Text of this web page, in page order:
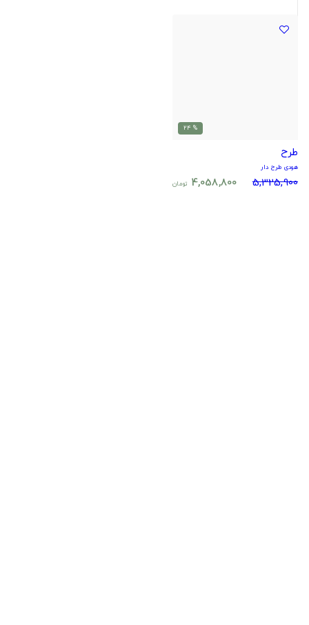
% 24
طرح
هودی طرح دار
5,325,900
4,058,800 تومان